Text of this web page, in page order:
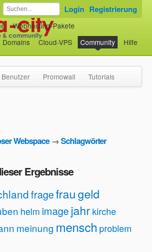
Webhosting-Pakete
Domains Cloud-VPS Community Hilfe
Login Registrierung
Benutzer Promowall Tutorials
Webspace→Schlagwörter
Ergebnisse
fragefraugeld
helm imagejahrkirche
meinung mensch problem